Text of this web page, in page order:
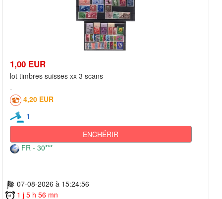
1,00 EUR
lot timbres suisses xx 3 scans
4,20 EUR
1
ENCHÉRIR
FR - 30***
07-08-2026 à 15:24:56
1 j 5 h 56 mn